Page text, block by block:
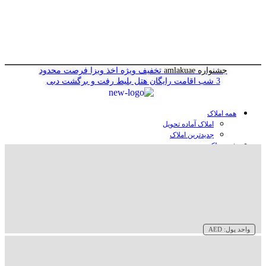
جشنواره amlakuae تخفیف ویژه اخذ ویزا فرصت محدود
3 شب اقامت رایگان هتل
بلیط رفت و برگشت دبی
همه املاک
املاک آماده تحویل
جدیدترین املاک
خرید ملک در دبی
واحد پول: AED